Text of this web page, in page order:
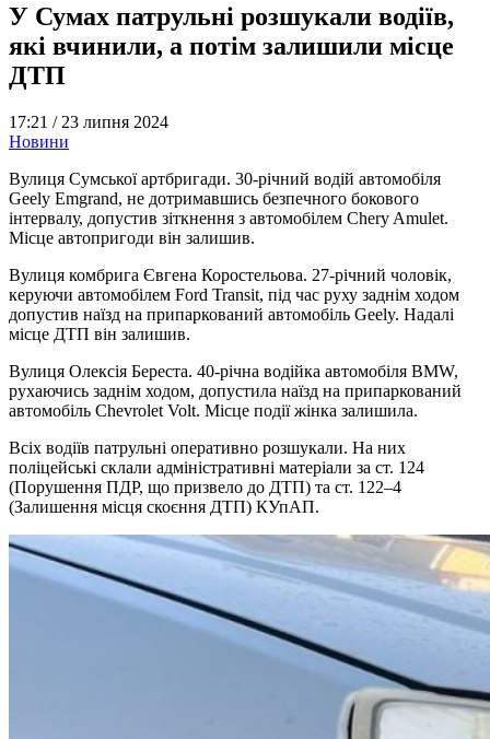
У Сумах патрульні розшукали водіїв,
які вчинили, а потім залишили місце
ДТП
17:21 / 23 липня 2024
Новини
Вулиця Сумської артбригади. 30-річний водій автомобіля
Geely Emgrand, не дотримавшись безпечного бокового
інтервалу, допустив зіткнення з автомобілем Chery Amulet.
Місце автопригоди він залишив.
Вулиця комбрига Євгена Коростельова. 27-річний чоловік,
керуючи автомобілем Ford Transit, під час руху заднім ходом
допустив наїзд на припаркований автомобіль Geely. Надалі
місце ДТП він залишив.
Вулиця Олексія Береста. 40-річна водійка автомобіля BMW,
рухаючись заднім ходом, допустила наїзд на припаркований
автомобіль Chevrolet Volt. Місце події жінка залишила.
Всіх водіїв патрульні оперативно розшукали. На них
поліцейські склали адміністративні матеріали за ст. 124
(Порушення ПДР, що призвело до ДТП) та ст. 122–4
(Залишення місця скоєння ДТП) КУпАП.